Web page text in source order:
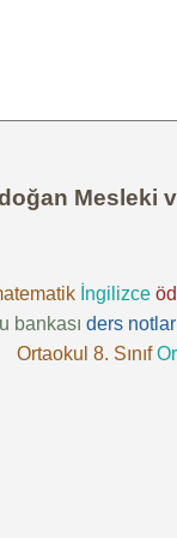
Mesleki
İngilizce
bankası ders
Ortaokul 8. Sınıf